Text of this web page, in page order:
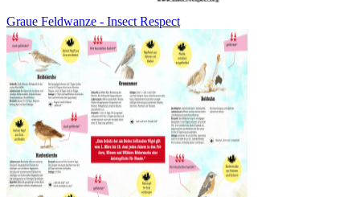
Graue Feldwanze - Insect Respect